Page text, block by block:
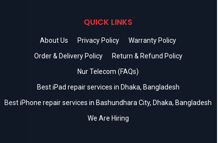
QUICK LINKS
About Us Privacy Policy
Warranty Policy
Order & Delivery Policy
Return & Refund Policy
Nur Telecom (FAQs)
Best iPad repair services in Dhaka, Bangladesh
Best iPhone repair services in Bashundhara City, Dhaka, Bangladesh
We Are Hiring